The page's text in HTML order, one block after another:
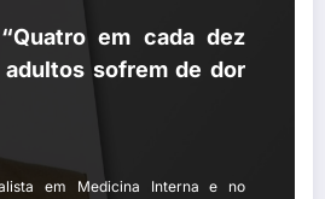
em cada dez
sofrem de dor
em Medicina Interna e no